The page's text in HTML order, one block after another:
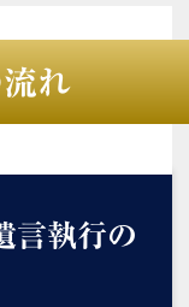
れ
言執行の